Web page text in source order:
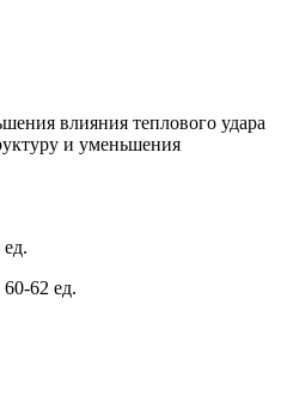
влияния теплового удара
и уменьшения
62 ед.